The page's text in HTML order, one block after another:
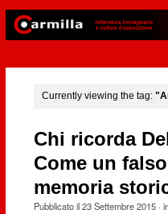
Currently viewing the tag:
Chi ricorda
Come un
memoria
Pubblicato il23 Settembre 2015·